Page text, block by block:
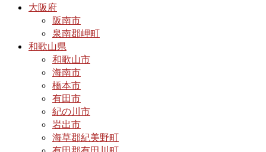
大阪府
阪南市
泉南郡岬町
和歌山県
和歌山市
海南市
橋本市
有田市
紀の川市
岩出市
海草郡紀美野町